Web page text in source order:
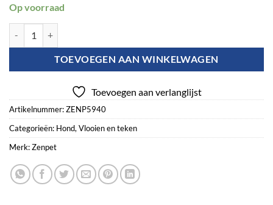
Op voorraad
TOEVOEGEN AAN WINKELWAGEN
Toevoegen aan verlanglijst
Artikelnummer:ZENP5940
Categorieën: Hond, Vlooien en teken
Merk:Zenpet